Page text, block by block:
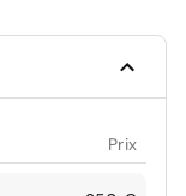
Prix